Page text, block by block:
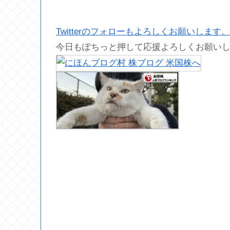
Twitterのフォローもよろしくお願いします。
今日もぽちっと押して応援よろしくお願い